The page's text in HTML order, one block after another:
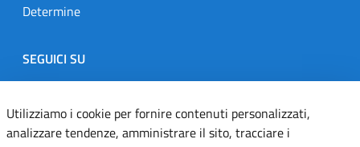
Determine
SEGUICI SU
Designers Italia
TwitterInstagramYoutubeLinkedin
Utilizziamo i cookie per fornire contenuti personalizzati,
analizzare tendenze, amministrare il sito, tracciare i